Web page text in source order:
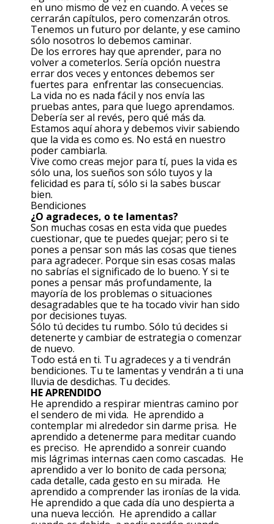
en uno mismo de vez en cuando. A veces se
cerrarán capítulos, pero comenzarán otros.
Tenemos un futuro por delante, y ese camino
sólo nosotros lo debemos caminar.
De los errores hay que aprender, para no
volver a cometerlos. Sería opción nuestra
errar dos veces y entonces debemos ser
fuertes para enfrentar las consecuencias.
La vida no es nada fácil y nos envía las
pruebas antes, para que luego aprendamos.
Debería ser al revés, pero qué más da.
Estamos aquí ahora y debemos vivir sabiendo
que la vida es como es. No está en nuestro
poder cambiarla.
Vive como creas mejor para tí, pues la vida es
sólo una, los sueños son sólo tuyos y la
felicidad es para tí, sólo si la sabes buscar
bien.
Bendiciones
¿O agradeces, o te lamentas?
Son muchas cosas en esta vida que puedes
cuestionar, que te puedes quejar; pero si te
pones a pensar son más las cosas que tienes
para agradecer. Porque sin esas cosas malas
no sabrías el significado de lo bueno. Y si te
pones a pensar más profundamente, la
mayoría de los problemas o situaciones
desagradables que te ha tocado vivir han sido
por decisiones tuyas.
Sólo tú decides tu rumbo. Sólo tú decides si
detenerte y cambiar de estrategia o comenzar
de nuevo.
Todo está en ti. Tu agradeces y a ti vendrán
bendiciones. Tu te lamentas y vendrán a ti una
lluvia de desdichas. Tu decides.
HE APRENDIDO
He aprendido a respirar mientras camino por
el sendero de mi vida. He aprendido a
contemplar mi alrededor sin darme prisa. He
aprendido a detenerme para meditar cuando
es preciso. He aprendido a sonreir cuando
mis lágrimas internas caen como cascadas. He
aprendido a ver lo bonito de cada persona;
cada detalle, cada gesto en su mirada. He
aprendido a comprender las ironías de la vida.
He aprendido a que cada día uno despierta a
una nueva lección. He aprendido a callar